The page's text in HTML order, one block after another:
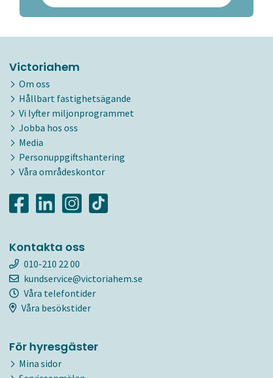
Victoriahem
Om oss
Hållbart fastighetsägande
Vi lyfter miljonprogrammet
Jobba hos oss
Media
Personuppgiftshantering
Våra områdeskontor
Kontakta oss
010-210 22 00
kundservice@victoriahem.se
Våra telefontider
Våra besökstider
För hyresgäster
Mina sidor